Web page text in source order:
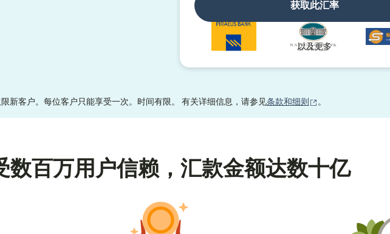
获取此汇率
以及更多
新客户。每位客户只能享受一次。时间有限。 有关详细信息，请参见条款和细则 （在新窗口中打开）
。
数百万用户信赖，汇款金额达数十亿